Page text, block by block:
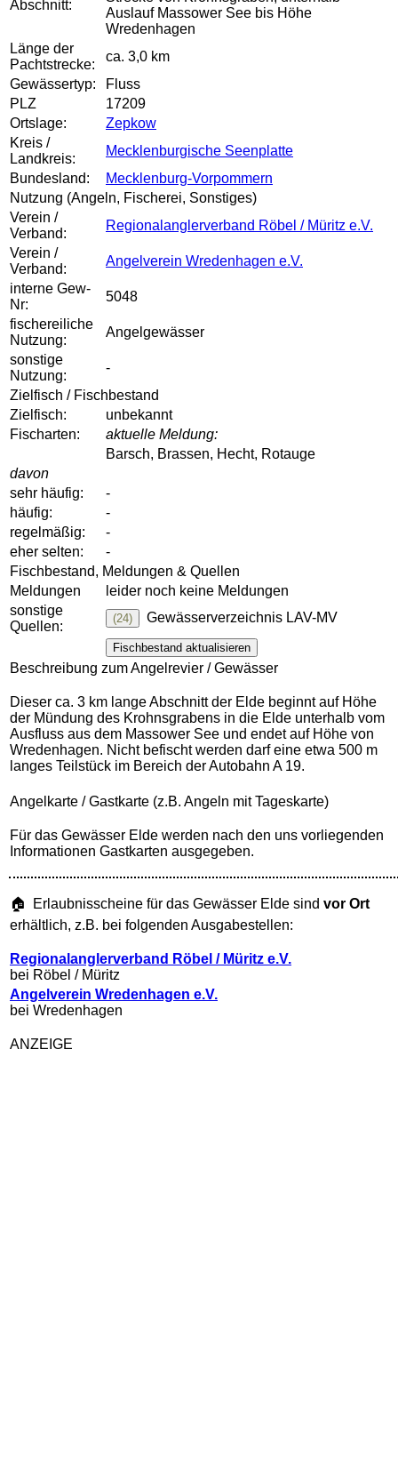
Abschnitt:
Auslauf Massower See bis Höhe
Wredenhagen
Länge der
Pachtstrecke:
ca. 3,0 km
Gewässertyp:
Fluss
PLZ
17209
Ortslage:
Zepkow
Kreis /
Landkreis:
Mecklenburgische Seenplatte
Bundesland:
Mecklenburg-Vorpommern
Nutzung (Angeln, Fischerei, Sonstiges)
Verein /
Verband:
Regionalanglerverband Röbel / Müritz e.V.
Verein /
Verband:
Angelverein Wredenhagen e.V.
interne Gew-
Nr:
5048
fischereiliche
Nutzung:
Angelgewässer
sonstige
Nutzung:
-
Zielfisch / Fischbestand
Zielfisch:
unbekannt
Fischarten:
aktuelle Meldung:
Barsch, Brassen, Hecht, Rotauge
davon
sehr häufig:
-
häufig:
-
regelmäßig:
-
eher selten:
-
Fischbestand, Meldungen & Quellen
Meldungen
leider noch keine Meldungen
sonstige
Quellen:
(24) Gewässerverzeichnis LAV-MV
Fischbestand aktualisieren
Beschreibung zum Angelrevier / Gewässer
Dieser ca. 3 km lange Abschnitt der Elde beginnt auf Höhe
der Mündung des Krohnsgrabens in die Elde unterhalb vom
Ausfluss aus dem Massower See und endet auf Höhe von
Wredenhagen. Nicht befischt werden darf eine etwa 500 m
langes Teilstück im Bereich der Autobahn A 19.
Angelkarte / Gastkarte (z.B. Angeln mit Tageskarte)
Für das Gewässer Elde werden nach den uns vorliegenden
Informationen Gastkarten ausgegeben.
🏠 Erlaubnisscheine für das Gewässer Elde sind vor Ort
erhältlich, z.B. bei folgenden Ausgabestellen:
Regionalanglerverband Röbel / Müritz e.V.
bei Röbel / Müritz
Angelverein Wredenhagen e.V.
bei Wredenhagen
ANZEIGE